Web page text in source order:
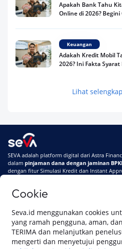
Cookie
Seva.id menggunakan cookies
yang ramah pengguna, aman,
TERIMA dan melanjutkan
mengerti dan menyetujui
Apakah Bank Tahu
Online di 2026?
Keuangan
Adakah Kredit Mobil
2026? Ini Fakta
Keuangan
Terpercaya
Telat Bayar Pinjol 2
Masuk BI Checking?
Terbarunya di 2026
Lihat
SEVA adalah platform digital dari Astra
dalam pinjaman dana dengan jaminan
dengan fitur Simulasi Kredit dan Instant
Di SEVA #UrusanMobilSegampangItu
Tentang SEVASyarat & Ketentuan
Pemberitahuan Privasi